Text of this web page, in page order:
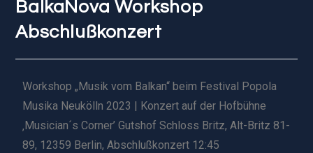
BalkaNova Workshop
Abschlußkonzert
Workshop „Musik vom Balkan“ beim Festival Popola
Musika Neukölln 2023 | Konzert auf der Hofbühne
‚Musician´s Corner’ Gutshof Schloss Britz, Alt-Britz 81-
89, 12359 Berlin, Abschlußkonzert 12:45